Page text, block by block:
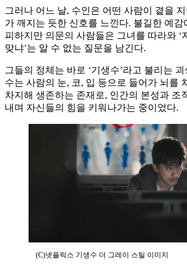
그러나 어느 날, 수인은 어떤 사람이 곁을
가 깨지는 듯한 신호를 느낀다. 불길한 예감
피하지만 의문의 사람들은 그녀를 따라와 ‘
맞냐’는 알 수 없는 질문을 남긴다.
그들의 정체는 바로 ‘기생수’라고 불리는
수는 사람의 눈, 코, 입 등으로 들어가 뇌를
차지해 생존하는 존재로, 인간의 본성과 조
내며 자신들의 힘을 키워나가는 중이었다.
(C)넷플릭스 기생수 더 그레이 스틸 이미지